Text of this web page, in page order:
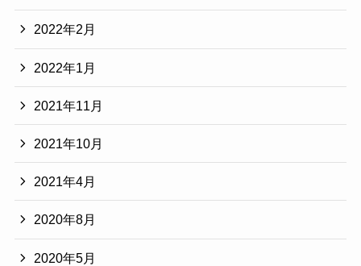
2022年2月
2022年1月
2021年11月
2021年10月
2021年4月
2020年8月
2020年5月